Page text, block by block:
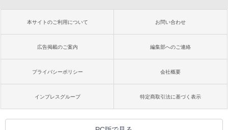
本サイトのご利用について お問い合わせ
広告掲載のご案内 編集部へのご連絡
プライバシーポリシー 会社概要
インプレスグループ 特定商取引法に基づく表示